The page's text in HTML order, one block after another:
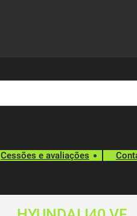
Cessões e avaliações